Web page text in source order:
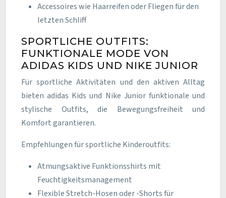
Accessoires wie Haarreifen oder Fliegen für den
letzten Schliff
SPORTLICHE OUTFITS:
FUNKTIONALE MODE VON
ADIDAS KIDS UND NIKE JUNIOR
Für sportliche Aktivitäten und den aktiven Alltag
bieten adidas Kids und Nike Junior funktionale und
stylische Outfits, die Bewegungsfreiheit und
Komfort garantieren.
Empfehlungen für sportliche Kinderoutfits:
Atmungsaktive Funktionsshirts mit
Feuchtigkeitsmanagement
Flexible Stretch-Hosen oder -Shorts für